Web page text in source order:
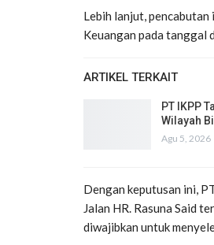
Lebih lanjut,
Keuangan pada tanggal
ARTIKEL TERKAIT
PT IKPP
Wilayah
Agu 5, 2026
Dengan keputusan ini,
Jalan HR. Rasuna Said
diwajibkan untuk